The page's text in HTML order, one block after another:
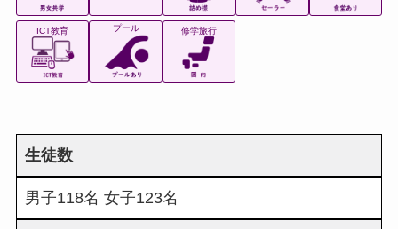
ICT教育 プール 修学旅行
生徒数
男子118名 女子123名